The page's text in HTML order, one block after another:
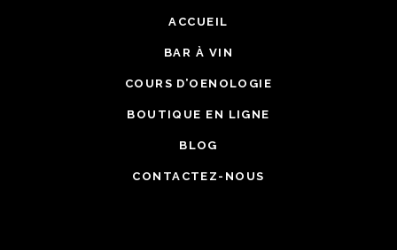
ACCUEIL
BAR À VIN
COURS D’OENOLOGIE
BOUTIQUE EN LIGNE
BLOG
CONTACTEZ-NOUS